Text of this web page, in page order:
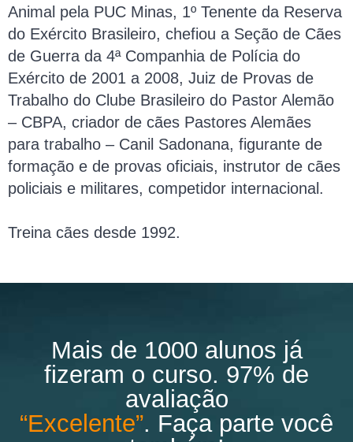
Animal pela PUC Minas, 1º Tenente da Reserva
do Exército Brasileiro, chefiou a Seção de Cães
de Guerra da 4ª Companhia de Polícia do
Exército de 2001 a 2008, Juiz de Provas de
Trabalho do Clube Brasileiro do Pastor Alemão
– CBPA, criador de cães Pastores Alemães
para trabalho – Canil Sadonana, figurante de
formação e de provas oficiais, instrutor de cães
policiais e militares, competidor internacional.
Treina cães desde 1992.
Mais de 1000 alunos já
fizeram o curso. 97% de
avaliação
“Excelente”. Faça parte você